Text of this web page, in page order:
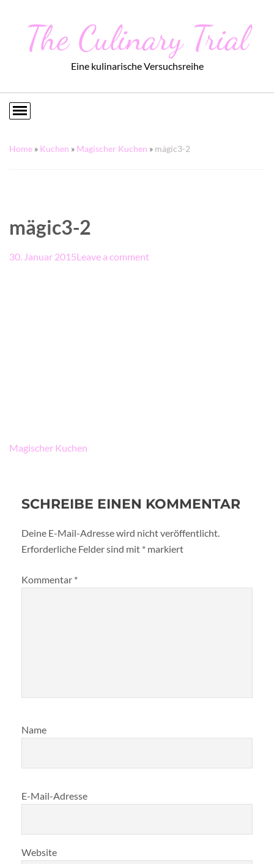
The Culinary Trial
Eine kulinarische Versuchsreihe
Home » Kuchen » Magischer Kuchen » mägic3-2
mägic3-2
30. Januar 2015Leave a comment
Beitragsnavigation
Magischer Kuchen
SCHREIBE EINEN KOMMENTAR
Deine E-Mail-Adresse wird nicht veröffentlicht.
Erforderliche Felder sind mit * markiert
Kommentar *
Name
E-Mail-Adresse
Website